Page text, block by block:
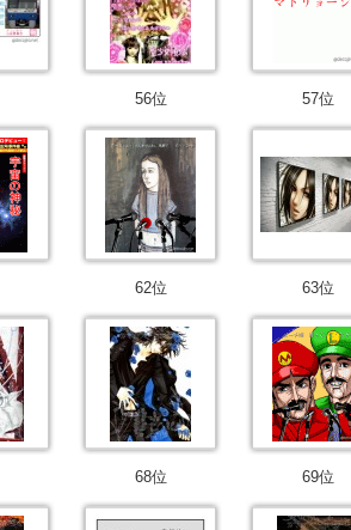
56位 57位
62位 63位
68位 69位